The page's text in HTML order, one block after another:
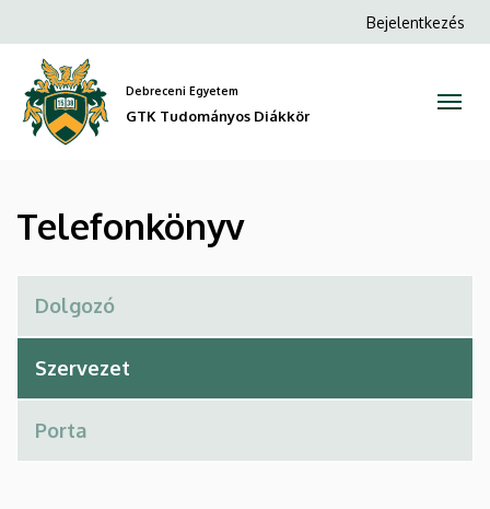
GTK
Tudományos
Diákkör
a
tartalomra
Anonim
Bejelentkezés
Debreceni Egyetem
GTK Tudományos Diákkör
Telefonkönyv